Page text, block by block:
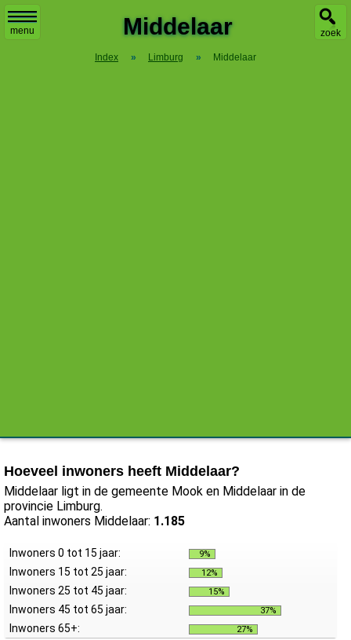
menu zoek
Middelaar
Index » Limburg » Middelaar
Hoeveel inwoners heeft Middelaar?
Middelaar ligt in de gemeente Mook en Middelaar in de
provincie Limburg.
Aantal inwoners Middelaar: 1.185
Inwoners 0 tot 15 jaar: 9%
Inwoners 15 tot 25 jaar: 12%
Inwoners 25 tot 45 jaar: 15%
Inwoners 45 tot 65 jaar: 37%
Inwoners 65+: 27%